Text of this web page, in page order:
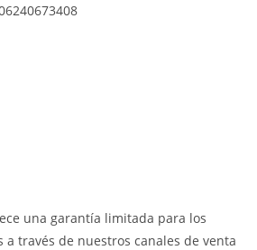
una garantía limitada para los
través de nuestros canales de venta